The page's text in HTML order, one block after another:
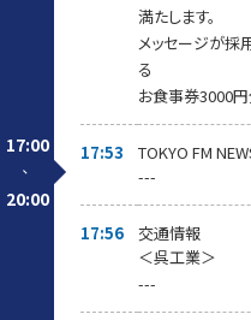
17:00
-
20:00
みなさんの勝負時のメッ
紹介された方には【 眠
メッセージはスカロケの
19:05～【 スカロケ一番
曜日替わりでスカロケ
木曜日は「一番カラオケ」
あなたの今の気持ちを曲
さい！
見事歌いきった方には「
詳しくは我が社のアプリ
番組PODCAST
満たします。
メッセージが採
る
お食事券3000円
17:53
TOKYO FM
---
17:56
交通情報
＜呉工業＞
---